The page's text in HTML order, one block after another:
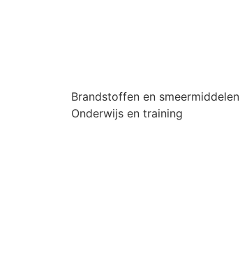
Brandstoffen en smeermiddelen
Onderwijs en training